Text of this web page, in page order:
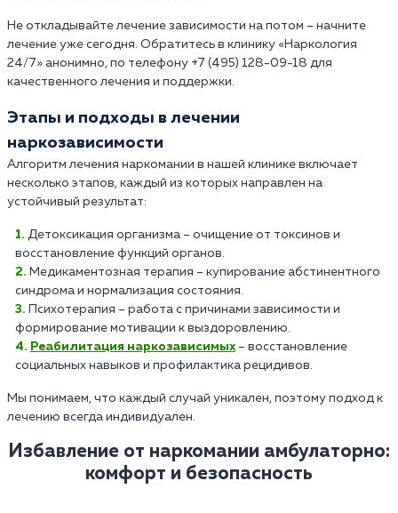
Не откладывайте лечение зависимости на потом – начните
лечение уже сегодня. Обратитесь в клинику «Наркология
24/7» анонимно, по телефону +7 (495) 128-09-18 для
качественного лечения и поддержки.
Этапы и подходы в лечении
наркозависимости
Алгоритм лечения наркомании в нашей клинике включает
несколько этапов, каждый из которых направлен на
устойчивый результат:
Детоксикация организма – очищение от токсинов и
восстановление функций органов.
Медикаментозная терапия – купирование абстинентного
синдрома и нормализация состояния.
Психотерапия – работа с причинами зависимости и
формирование мотивации к выздоровлению.
Реабилитация наркозависимых – восстановление
социальных навыков и профилактика рецидивов.
Мы понимаем, что каждый случай уникален, поэтому подход к
лечению всегда индивидуален.
Избавление от наркомании амбулаторно:
комфорт и безопасность